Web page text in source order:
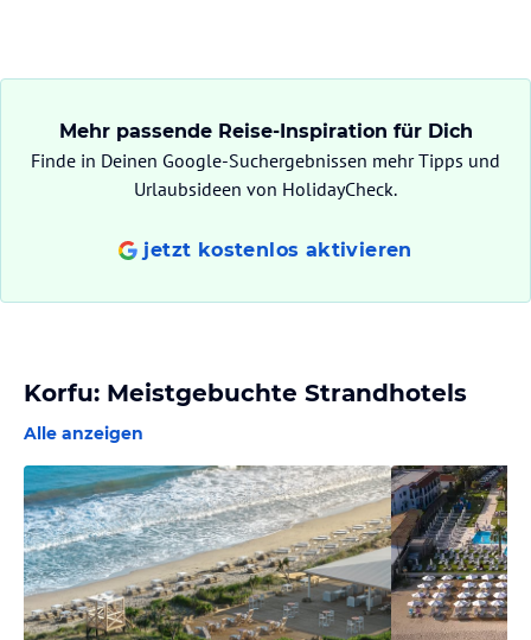
Mehr passende Reise-Inspiration für Dich
Finde in Deinen Google-Suchergebnissen mehr Tipps und
Urlaubsideen von HolidayCheck.
jetzt kostenlos aktivieren
Korfu: Meistgebuchte Strandhotels
Alle anzeigen